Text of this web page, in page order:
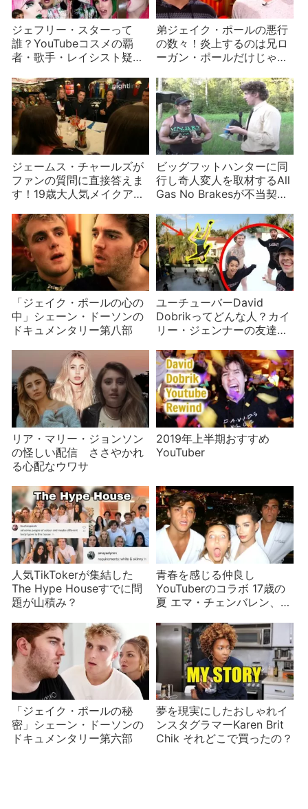
ジェフリー・スターって
誰？YouTubeコスメの覇
者・歌手・レイシスト疑
弟ジェイク・ポールの悪行
の数々！炎上するのは兄ロ
ーガン・ポールだけじゃな
ジェームス・チャールズが
ファンの質問に直接答えま
す！19歳大人気メイクアッ
これまでの苦労は？
ビッグフットハンターに同
行し奇人変人を取材するAll
Gas No Brakesが不当契約
「ジェイク・ポールの心の
中」シェーン・ドーソンの
ドキュメンタリー第八部
ユーチューバーDavid
Dobrikってどんな人？カイ
リー・ジェンナーの友達で
リア・マリー・ジョンソン
の怪しい配信 ささやかれ
る心配なウワサ
2019年上半期おすすめ
YouTuber
人気TikTokerが集結した
The Hype Houseすでに問
題が山積み？
青春を感じる仲良し
YouTuberのコラボ 17歳の
夏 エマ・チェンバレン、ジ
ラン兄弟
「ジェイク・ポールの秘
密」シェーン・ドーソンの
ドキュメンタリー第六部
夢を現実にしたおしゃれイ
ンスタグラマーKaren Brit
Chik それどこで買ったの？